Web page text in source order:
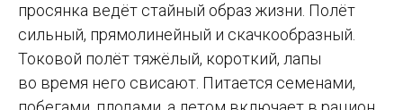
просянка ведёт стайный образ жизни. Полёт
сильный, прямолинейный и скачкообразный.
Токовой полёт тяжёлый, короткий, лапы
во время него свисают. Питается семенами,